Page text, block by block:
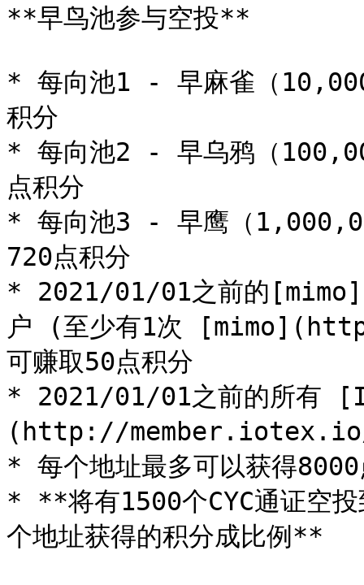
**早鸟池参与空投**
* 每向池1 - 早麻雀（
积分
* 每向池2 - 早乌鸦（
点积分
* 每向池3 - 早鹰（
720点积分
* 2021/01/01之前的
户 (至少有1次
可赚取50点积分
* 2021/01/01之前的所有
(http://member.iotex.io/)
* 每个地址最多可以获得8000
* **将有1500个CYC通证空投
个地址获得的积分成比例**